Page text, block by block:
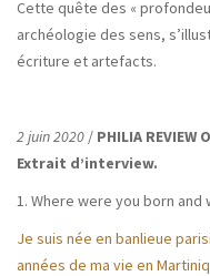
Cette quête des «
archéologie des sens,
écriture et artefacts.
2 juin 2020 / PHILIA REVIEW
Extrait d’interview.
1. Where were you born and
Je suis née en banlieue
années de ma vie en